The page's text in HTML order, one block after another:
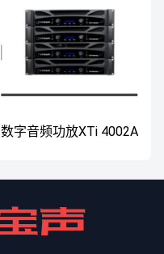
数字音频功放XTi 4002A